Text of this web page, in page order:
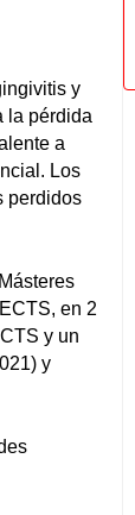
y
la pérdida
a
Los
perdidos
en 2
y un
y